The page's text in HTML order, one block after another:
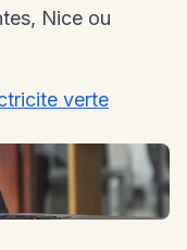
Nice ou
verte